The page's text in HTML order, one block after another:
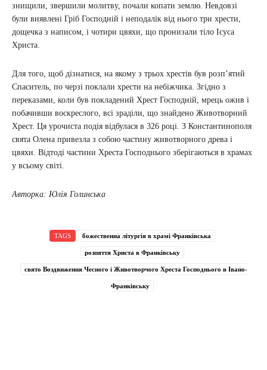
знищили, звершили молитву, почали копати землю. Невдовзі
були виявлені Гріб Господній і неподалік від нього три хрести,
дощечка з написом, і чотири цвяхи, що пронизали тіло Ісуса
Христа.
Для того, щоб дізнатися, на якому з трьох хрестів був розп’ятий
Спаситель, по черзі поклали хрести на небіжчика. Згідно з
переказами, коли був покладений Хрест Господній, мрець ожив і
побачивши воскреслого, всі зраділи, що знайдено Животворний
Хрест. Ця урочиста подія відбулася в 326 році. З Константинополя
свята Олена привезла з собою частину животворного древа і
цвяхи. Відтоді частини Хреста Господнього зберігаються в храмах
у всьому світі.
Авторка: Юлія Голинська
TAGS божественна літургія в храмі Франківська
розпяття Христа в Франківську
свято Воздвиження Чесного і Животворчого Хреста Господнього в Івано-
Франківську